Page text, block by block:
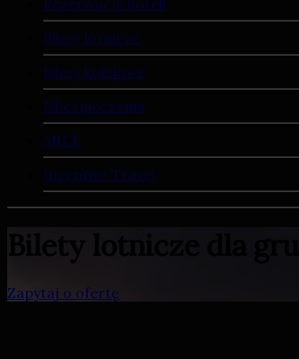
Rezerwacja hoteli
Bilety lotnicze
Bilety kolejowe
Ubezpieczenia
MICE
Incentive Travel
Bilety lotnicze dla grup
Zapytaj o ofertę